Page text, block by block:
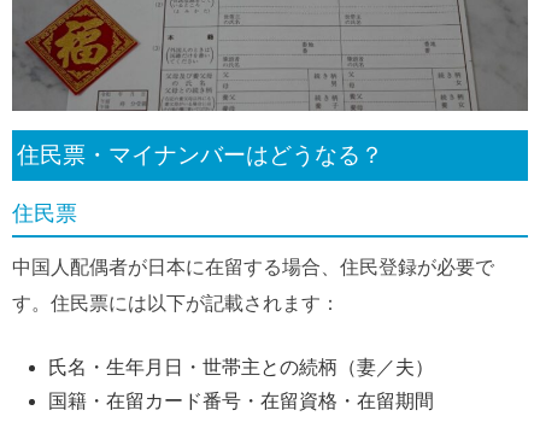
住民票・マイナンバーはどうなる？
住民票
中国人配偶者が日本に在留する場合、住民登録が必要で
す。住民票には以下が記載されます：
氏名・生年月日・世帯主との続柄（妻／夫）
国籍・在留カード番号・在留資格・在留期間